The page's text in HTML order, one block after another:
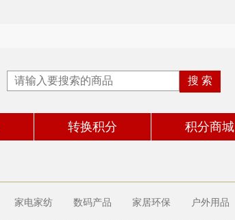
转换积分 积分商城
家电家纺 数码产品 家居环保 户外用品